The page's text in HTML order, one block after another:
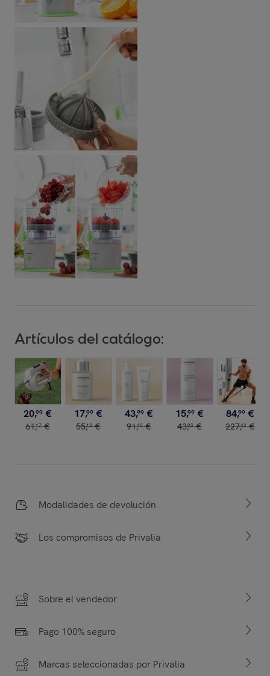
Artículos del catálogo:
20,99 €
61,17 €
17,99 €
55,12 €
43,99 €
91,40 €
15,99 €
43,02 €
84,99 €
227,42 €
Modalidades de devolución
Los compromisos de Privalia
Sobre el vendedor
Pago 100% seguro
Marcas seleccionadas por Privalia